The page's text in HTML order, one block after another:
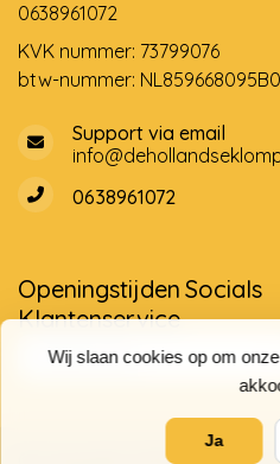
Wij slaan cookies op om
Ja
0638961072
KVK nummer: 73799076
btw-nummer:
Support via email
0638961072
Openingstijden Socials
Klantenservice